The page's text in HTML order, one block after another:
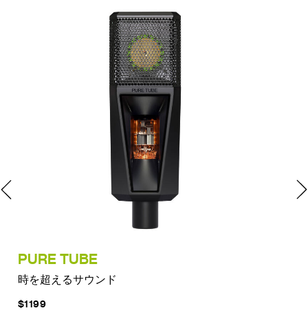
PURE TUBE
時を超えるサウンド
$1199